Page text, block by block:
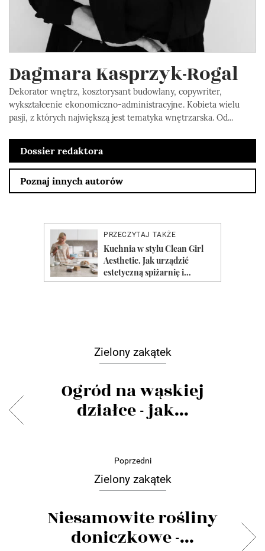
Dagmara Kasprzyk-Rogal
Dekorator wnętrz, kosztorysant budowlany, copywriter,
wykształcenie ekonomiczno-administracyjne. Kobieta wielu
pasji, z których największą jest tematyka wnętrzarska. Od...
Dossier redaktora
Poznaj innych autorów
Zielony zakątek
Ogród na wąskiej
działce - jak...
Poprzedni
Zielony zakątek
Niesamowite rośliny
doniczkowe -...